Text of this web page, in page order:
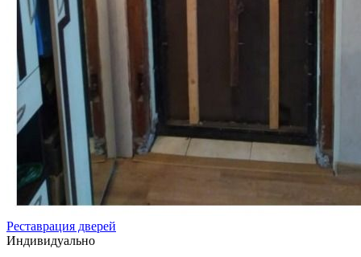
Реставрация дверей
Индивидуально